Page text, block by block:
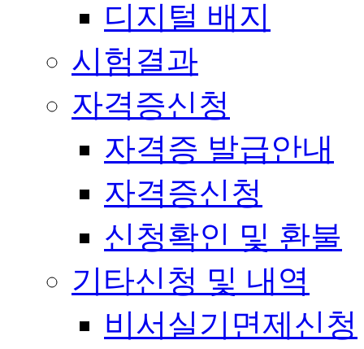
디지털 배지
시험결과
자격증신청
자격증 발급안내
자격증신청
신청확인 및 환불
기타신청 및 내역
비서실기면제신청